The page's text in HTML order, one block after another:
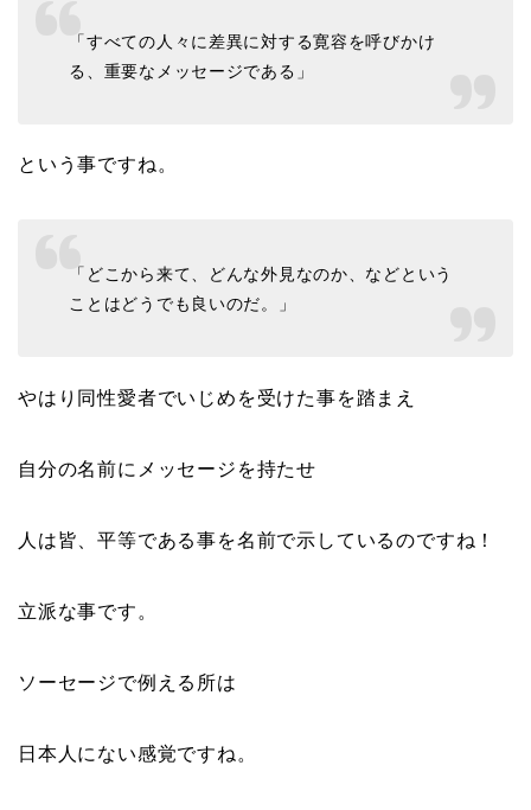
「すべての人々に差異に対する寛容を呼びかけ
る、重要なメッセージである」
という事ですね。
「どこから来て、どんな外見なのか、などという
ことはどうでも良いのだ。」
やはり同性愛者でいじめを受けた事を踏まえ
自分の名前にメッセージを持たせ
人は皆、平等である事を名前で示しているのですね！
立派な事です。
ソーセージで例える所は
日本人にない感覚ですね。